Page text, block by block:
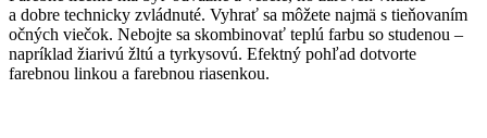
a dobre technicky zvládnuté. Vyhrať sa môžete najmä s tieňovaním
očných viečok. Nebojte sa skombinovať teplú farbu so studenou –
napríklad žiarivú žltú a tyrkysovú. Efektný pohľad dotvorte
farebnou linkou a farebnou riasenkou.